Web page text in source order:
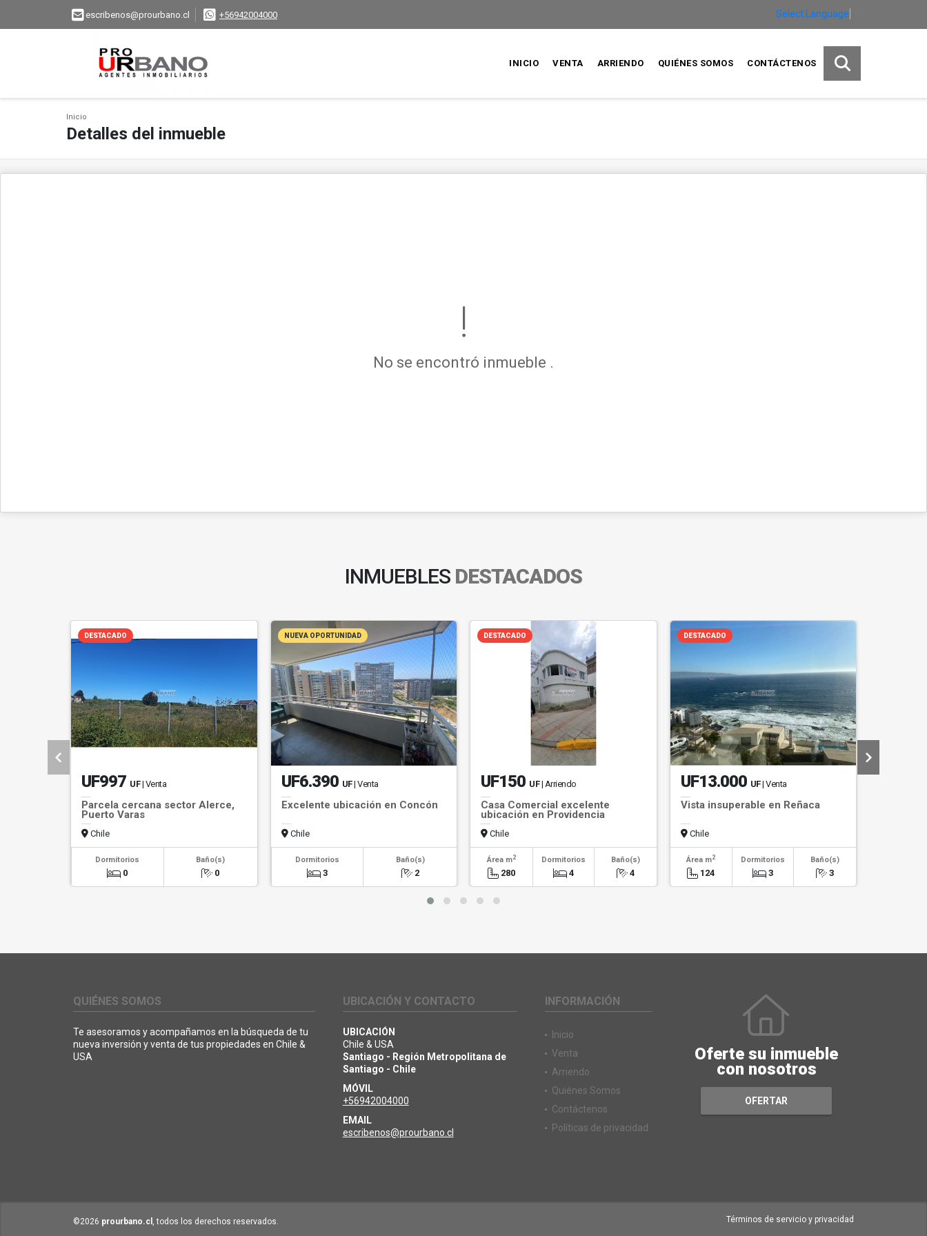
escribenos@prourbano.cl +56942004000 Select Language
INICIO VENTA ARRIENDO QUIÉNES SOMOS CONTÁCTENOS
Inicio
Detalles del inmueble
No se encontró inmueble .
INMUEBLES DESTACADOS
DESTACADO
UF997 UF | Venta
Parcela cercana sector Alerce,
Puerto Varas
Chile
Dormitorios
0
Baño(s)
0
NUEVA OPORTUNIDAD
UF6.390 UF| Venta
Excelente ubicación en Concón
Chile
Dormitorios
3
Baño(s)
2
DESTACADO
UF150 UF | Arriendo
Casa Comercial excelente
ubicación en Providencia
Chile
Área m2
280
Dormitorios
4
Baño(s)
4
DESTACADO
UF13.000 UF| Venta
Vista insuperable en Reñaca
Chile
Área m2
124
Dormitorios
3
Baño(s)
3
QUIÉNES SOMOS
Te asesoramos y acompañamos en la búsqueda de tu
nueva inversión y venta de tus propiedades en Chile &
USA
UBICACIÓN Y CONTACTO
UBICACIÓN
Chile & USA
Santiago - Región Metropolitana de
Santiago - Chile
MÓVIL
+56942004000
EMAIL
escribenos@prourbano.cl
INFORMACIÓN
Inicio
Venta
Arriendo
Quiénes Somos
Contáctenos
Políticas de privacidad
Oferte su inmueble
con nosotros
OFERTAR
©2026 prourbano.cl , todos los derechos reservados. Términos de servicio y privacidad